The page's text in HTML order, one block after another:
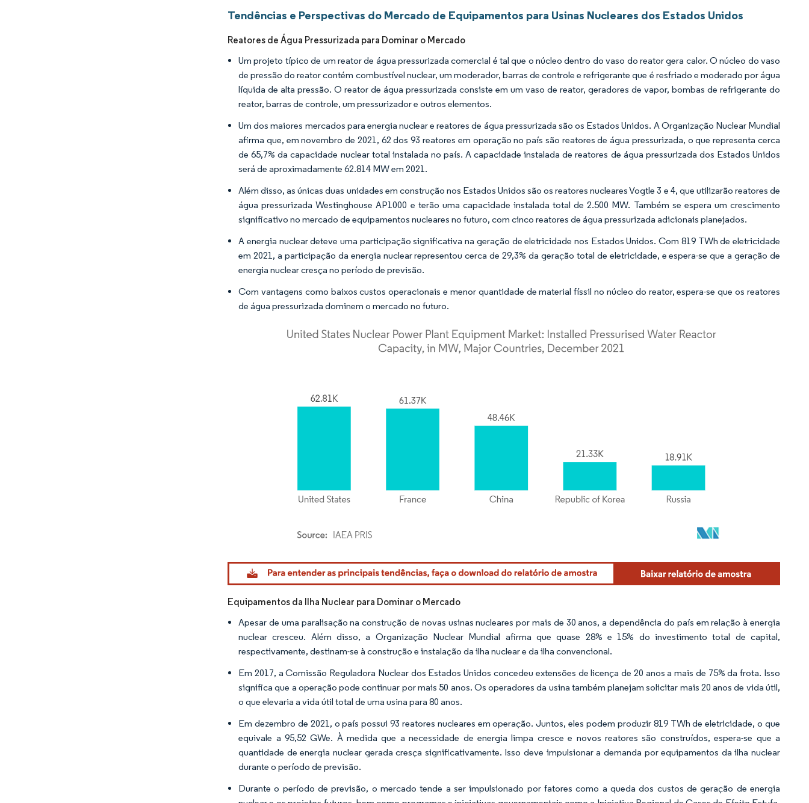
Tendências e Perspectivas do Mercado de Equipamentos para Usinas Nucleares dos Estados Unidos
Reatores de Água Pressurizada para Dominar o Mercado
Um projeto típico de um reator de água pressurizada comercial é tal que o núcleo dentro do vaso do reator gera calor. O núcleo do vaso
de pressão do reator contém combustível nuclear, um moderador, barras de controle e refrigerante que é resfriado e moderado por água
líquida de alta pressão. O reator de água pressurizada consiste em um vaso de reator, geradores de vapor, bombas de refrigerante do
reator, barras de controle, um pressurizador e outros elementos.
Um dos maiores mercados para energia nuclear e reatores de água pressurizada são os Estados Unidos. A Organização Nuclear Mundial
afirma que, em novembro de 2021, 62 dos 93 reatores em operação no país são reatores de água pressurizada, o que representa cerca
de 65,7% da capacidade nuclear total instalada no país. A capacidade instalada de reatores de água pressurizada dos Estados Unidos
será de aproximadamente 62.814 MW em 2021.
Além disso, as únicas duas unidades em construção nos Estados Unidos são os reatores nucleares Vogtle 3 e 4, que utilizarão reatores de
água pressurizada Westinghouse AP1000 e terão uma capacidade instalada total de 2.500 MW. Também se espera um crescimento
significativo no mercado de equipamentos nucleares no futuro, com cinco reatores de água pressurizada adicionais planejados.
A energia nuclear deteve uma participação significativa na geração de eletricidade nos Estados Unidos. Com 819 TWh de eletricidade
em 2021, a participação da energia nuclear representou cerca de 29,3% da geração total de eletricidade, e espera-se que a geração de
energia nuclear cresça no período de previsão.
Com vantagens como baixos custos operacionais e menor quantidade de material físsil no núcleo do reator, espera-se que os reatores
de água pressurizada dominem o mercado no futuro.
Imagem © Mordor Intelligence. O reuso requer atribuição conforme CC BY 4.0.
Equipamentos da Ilha Nuclear para Dominar o Mercado
Apesar de uma paralisação na construção de novas usinas nucleares por mais de 30 anos, a dependência do país em relação à energia
nuclear cresceu. Além disso, a Organização Nuclear Mundial afirma que quase 28% e 15% do investimento total de capital,
respectivamente, destinam-se à construção e instalação da ilha nuclear e da ilha convencional.
Em 2017, a Comissão Reguladora Nuclear dos Estados Unidos concedeu extensões de licença de 20 anos a mais de 75% da frota. Isso
significa que a operação pode continuar por mais 50 anos. Os operadores da usina também planejam solicitar mais 20 anos de vida útil,
o que elevaria a vida útil total de uma usina para 80 anos.
Em dezembro de 2021, o país possui 93 reatores nucleares em operação. Juntos, eles podem produzir 819 TWh de eletricidade, o que
equivale a 95,52 GWe. À medida que a necessidade de energia limpa cresce e novos reatores são construídos, espera-se que a
quantidade de energia nuclear gerada cresça significativamente. Isso deve impulsionar a demanda por equipamentos da ilha nuclear
durante o período de previsão.
Durante o período de previsão, o mercado tende a ser impulsionado por fatores como a queda dos custos de geração de energia